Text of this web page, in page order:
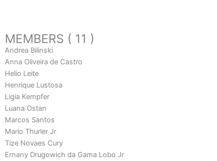
MEMBERS ( 11 )
Andrea Bilinski
Anna Oliveira de Castro
Helio Leite
Henrique Lustosa
Ligia Kempfer
Luana Ostan
Marcos Santos
Mario Thurler Jr
Tize Novaes Cury
Ernany Drugowich da Gama Lobo Jr